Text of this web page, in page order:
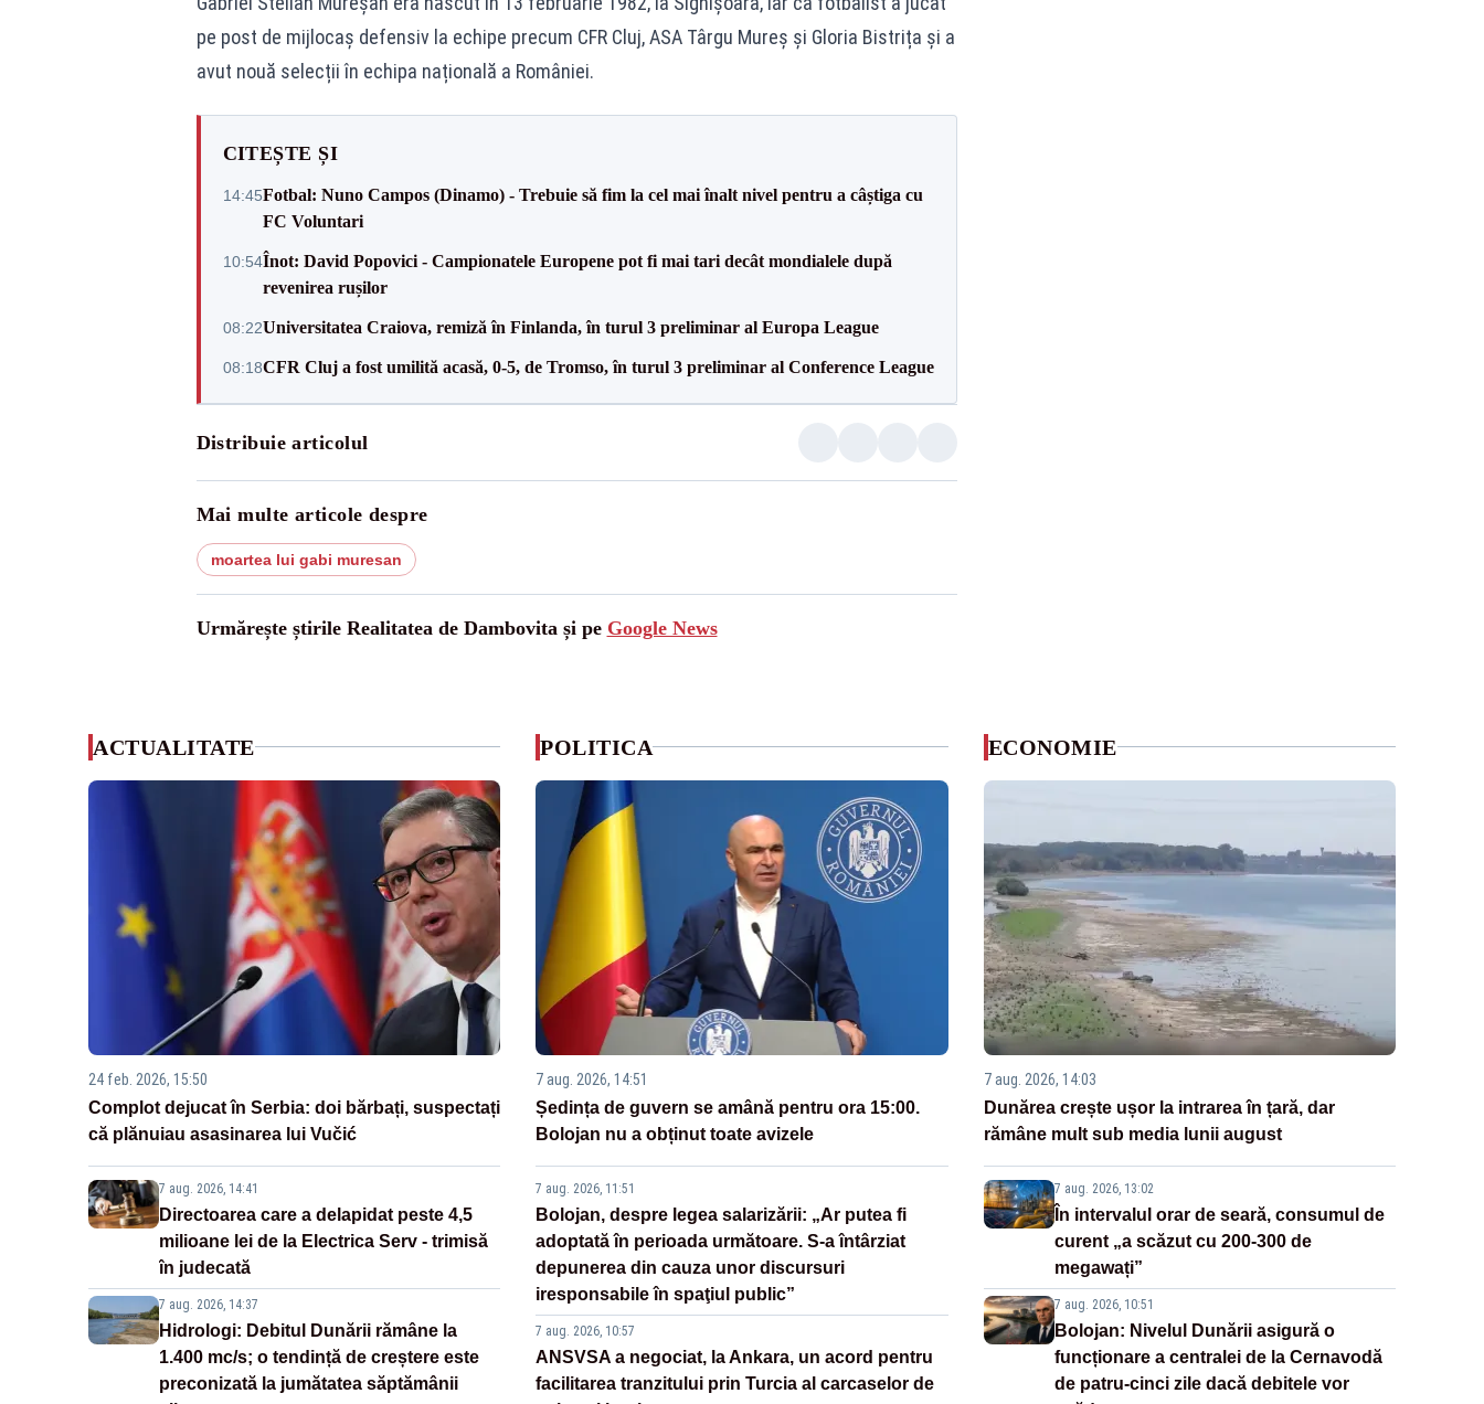
pe post de mijlocaș defensiv la echipe precum CFR Cluj, ASA Târgu Mureș și Gloria Bistrița și a
avut nouă selecții în echipa națională a României.
CITEȘTE ȘI
14:45Fotbal: Nuno Campos (Dinamo) - Trebuie să fim la cel mai înalt nivel pentru a câștiga cu
FC Voluntari
10:54Înot: David Popovici - Campionatele Europene pot fi mai tari decât mondialele după
revenirea rușilor
08:22Universitatea Craiova, remiză în Finlanda, în turul 3 preliminar al Europa League
08:18CFR Cluj a fost umilită acasă, 0-5, de Tromso, în turul 3 preliminar al Conference League
Distribuie articolul
Mai multe articole despre
moartea lui gabi muresan
Urmărește știrile Realitatea de Dambovita și pe Google News
ACTUALITATE
24 feb. 2026, 15:50
Complot dejucat în Serbia: doi bărbați, suspectați
că plănuiau asasinarea lui Vučić
7 aug. 2026, 14:41
Directoarea care a delapidat peste 4,5
milioane lei de la Electrica Serv - trimisă
în judecată
7 aug. 2026, 14:37
Hidrologi: Debitul Dunării rămâne la
1.400 mc/s; o tendință de creștere este
preconizată la jumătatea săptămânii
POLITICA
7 aug. 2026, 14:51
Ședința de guvern se amână pentru ora 15:00.
Bolojan nu a obținut toate avizele
7 aug. 2026, 11:51
Bolojan, despre legea salarizării: „Ar putea fi
adoptată în perioada următoare. S-a întârziat
depunerea din cauza unor discursuri
iresponsabile în spaţiul public”
7 aug. 2026, 10:57
ANSVSA a negociat, la Ankara, un acord pentru
facilitarea tranzitului prin Turcia al carcaselor de
ECONOMIE
7 aug. 2026, 14:03
Dunărea crește ușor la intrarea în țară, dar
rămâne mult sub media lunii august
7 aug. 2026, 13:02
În intervalul orar de seară, consumul de
curent „a scăzut cu 200-300 de
megawați”
7 aug. 2026, 10:51
Bolojan: Nivelul Dunării asigură o
funcționare a centralei de la Cernavodă
de patru-cinci zile dacă debitele vor